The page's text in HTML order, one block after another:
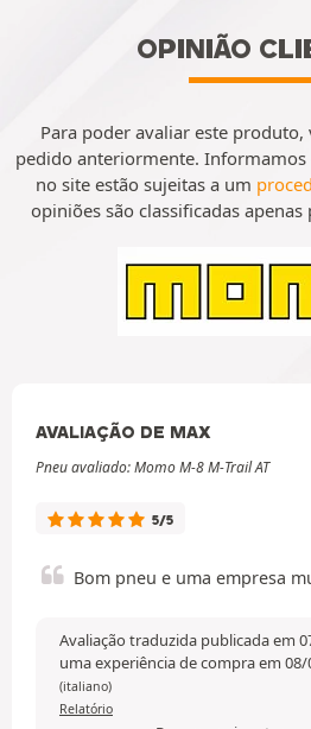
OPINIÃO
Para poder avaliar este
pedido anteriormente. Informamos
no site estão sujeitas a um
opiniões são classificadas
AVALIAÇÃO DE MAX
Pneu avaliado: Momo M-8 M-Trail AT
5/5
Bom pneu e uma empresa
Avaliação traduzida publicada em
uma experiência de compra em
(italiano)
Relatório